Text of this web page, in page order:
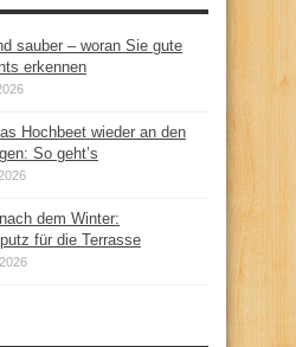
sauber – woran Sie gute
erkennen
Hochbeet wieder an den
So geht’s
dem Winter:
für die Terrasse